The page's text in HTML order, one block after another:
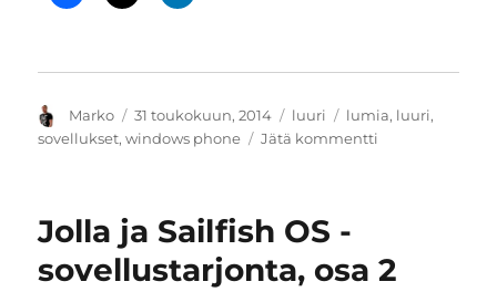
Kirjoittaja
Marko Julkaistu
31 toukokuun, 2014 Kategoriat
luuri Avainsanat
lumia, luuri,
sovellukset,windows phone Jätä kommentti
Jolla ja Sailfish OS -
sovellustarjonta, osa 2